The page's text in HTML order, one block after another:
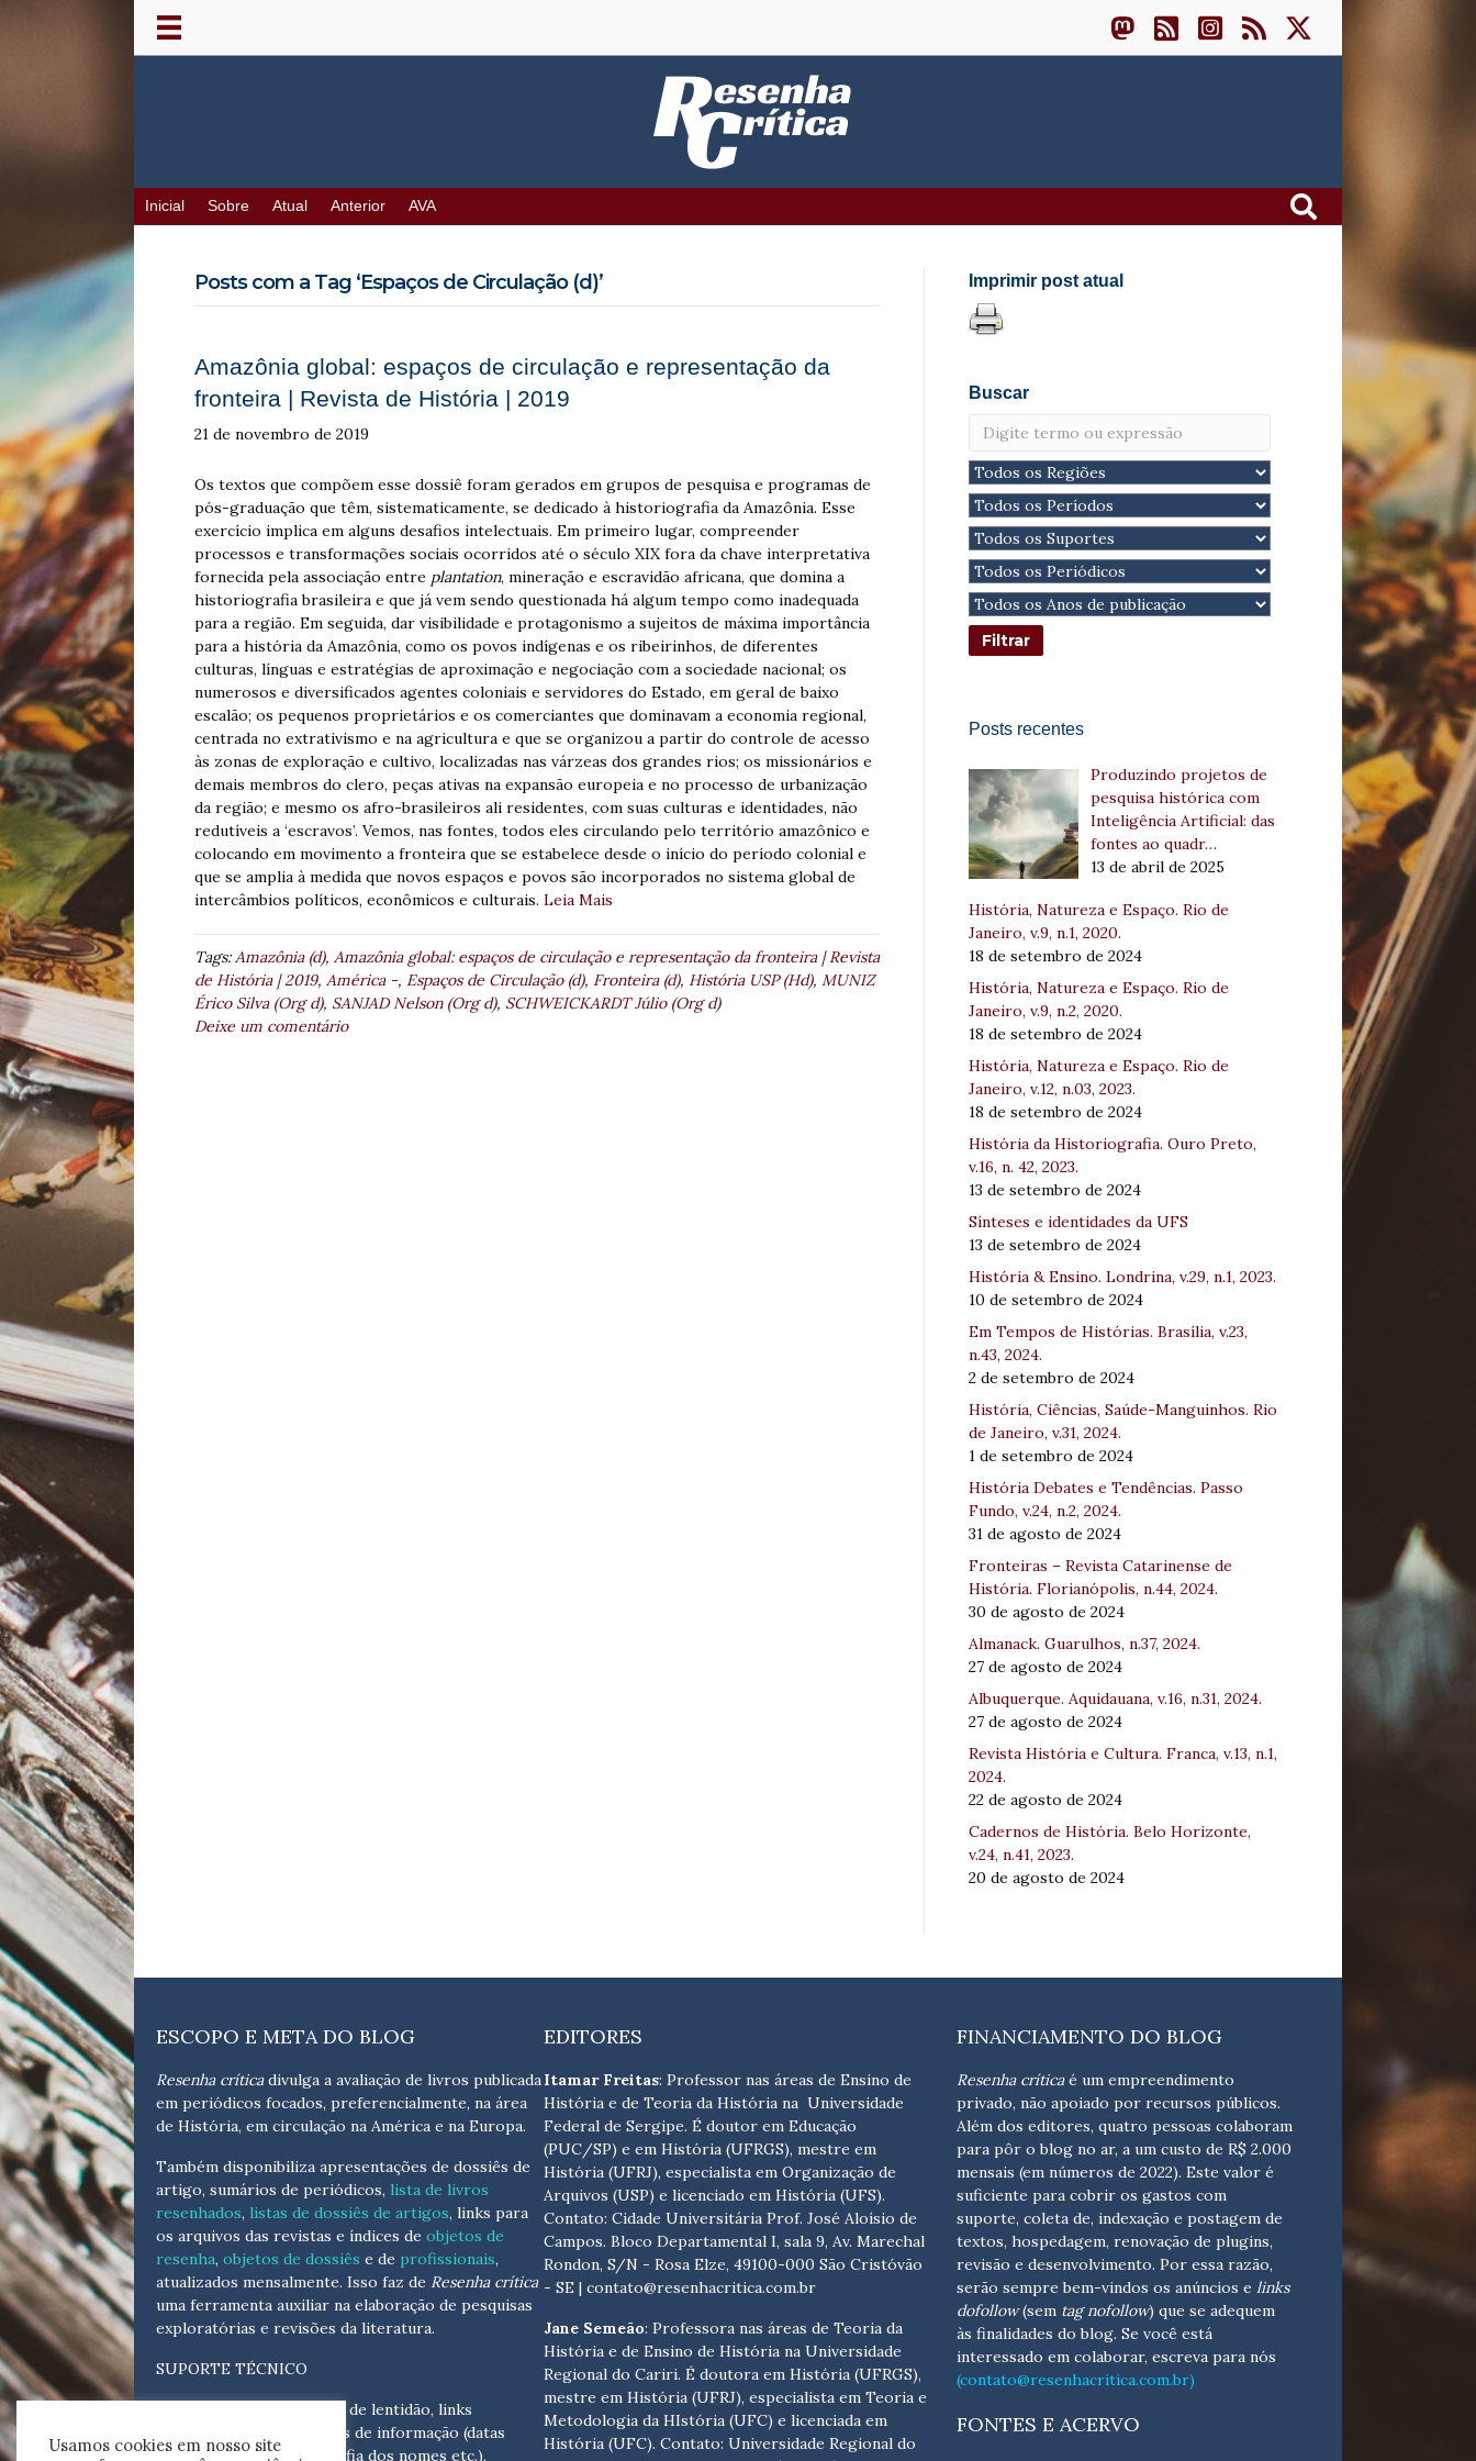
Inicial Sobre Atual Anterior AVA
Posts com a Tag ‘Espaços de Circulação (d)’
Amazônia global: espaços de circulação e representação da
fronteira | Revista de História | 2019
21 de novembro de 2019
Os textos que compõem esse dossiê foram gerados em grupos de pesquisa e programas de
pós-graduação que têm, sistematicamente, se dedicado à historiografia da Amazônia. Esse
exercício implica em alguns desafios intelectuais. Em primeiro lugar, compreender
processos e transformações sociais ocorridos até o século XIX fora da chave interpretativa
fornecida pela associação entre plantation, mineração e escravidão africana, que domina a
historiografia brasileira e que já vem sendo questionada há algum tempo como inadequada
para a região. Em seguida, dar visibilidade e protagonismo a sujeitos de máxima importância
para a história da Amazônia, como os povos indígenas e os ribeirinhos, de diferentes
culturas, línguas e estratégias de aproximação e negociação com a sociedade nacional; os
numerosos e diversificados agentes coloniais e servidores do Estado, em geral de baixo
escalão; os pequenos proprietários e os comerciantes que dominavam a economia regional,
centrada no extrativismo e na agricultura e que se organizou a partir do controle de acesso
às zonas de exploração e cultivo, localizadas nas várzeas dos grandes rios; os missionários e
demais membros do clero, peças ativas na expansão europeia e no processo de urbanização
da região; e mesmo os afro-brasileiros ali residentes, com suas culturas e identidades, não
redutíveis a ‘escravos’. Vemos, nas fontes, todos eles circulando pelo território amazônico e
colocando em movimento a fronteira que se estabelece desde o início do período colonial e
que se amplia à medida que novos espaços e povos são incorporados no sistema global de
intercâmbios políticos, econômicos e culturais. Leia Mais
Tags:Amazônia (d), Amazônia global: espaços de circulação e representação da fronteira | Revista
de História | 2019, América -, Espaços de Circulação (d), Fronteira (d), História USP (Hd), MUNIZ
Érico Silva (Org d), SANJAD Nelson (Org d), SCHWEICKARDT Júlio (Org d)
Deixe um comentário
Imprimir post atual
Buscar
Posts recentes
Produzindo projetos de
pesquisa histórica com
Inteligência Artificial: das
fontes ao quadr…
13 de abril de 2025
História, Natureza e Espaço. Rio de
Janeiro, v.9, n.1, 2020.
18 de setembro de 2024
História, Natureza e Espaço. Rio de
Janeiro, v.9, n.2, 2020.
18 de setembro de 2024
História, Natureza e Espaço. Rio de
Janeiro, v.12, n.03, 2023.
18 de setembro de 2024
História da Historiografia. Ouro Preto,
v.16, n. 42, 2023.
13 de setembro de 2024
Sínteses e identidades da UFS
13 de setembro de 2024
História & Ensino. Londrina, v.29, n.1, 2023.
10 de setembro de 2024
Em Tempos de Histórias. Brasília, v.23,
n.43, 2024.
2 de setembro de 2024
História, Ciências, Saúde-Manguinhos. Rio
de Janeiro, v.31, 2024.
1 de setembro de 2024
História Debates e Tendências. Passo
Fundo, v.24, n.2, 2024.
31 de agosto de 2024
Fronteiras – Revista Catarinense de
História. Florianópolis, n.44, 2024.
30 de agosto de 2024
Almanack. Guarulhos, n.37, 2024.
27 de agosto de 2024
Albuquerque. Aquidauana, v.16, n.31, 2024.
27 de agosto de 2024
Revista História e Cultura. Franca, v.13, n.1,
2024.
22 de agosto de 2024
Cadernos de História. Belo Horizonte,
v.24, n.41, 2023.
20 de agosto de 2024
ESCOPO E META DO BLOG
Resenha críticadivulga a avaliação de livros publicada
em periódicos focados, preferencialmente, na área
de História, em circulação na América e na Europa.
Também disponibiliza apresentações de dossiês de
artigo, sumários de periódicos, lista de livros
resenhados, listas de dossiês de artigos, links para
os arquivos das revistas e índices de objetos de
resenha, objetos de dossiês e de profissionais,
atualizados mensalmente. Isso faz de Resenha crítica
uma ferramenta auxiliar na elaboração de pesquisas
exploratórias e revisões da literatura.
SUPORTE TÉCNICO
Para eventuais problemas de lentidão, links
quebrados, senhas e erros de informação (datas
tópicas, cronológicas, grafia dos nomes etc.),
EDITORES
Itamar Freitas: Professor nas áreas de Ensino de
História e de Teoria da História na Universidade
Federal de Sergipe. É doutor em Educação
(PUC/SP) e em História (UFRGS), mestre em
História (UFRJ), especialista em Organização de
Arquivos (USP) e licenciado em História (UFS).
Contato:Cidade Universitária Prof. José Aloísio de
Campos. Bloco Departamental I, sala 9, Av. Marechal
Rondon, S/N - Rosa Elze, 49100-000 São Cristóvão
- SE| contato@resenhacritica.com.br
Jane Semeão: Professora nas áreas de Teoria da
História e de Ensino de História na Universidade
Regional do Cariri. É doutora em História (UFRGS),
mestre em História (UFRJ), especialista em Teoria e
Metodologia da HIstória (UFC) e licenciada em
História (UFC). Contato:Universidade Regional do
FINANCIAMENTO DO BLOG
Resenha críticaé um empreendimento
privado, não apoiado por recursos públicos.
Além dos editores, quatro pessoas colaboram
para pôr o blog no ar, a um custo de R$ 2.000
mensais (em números de 2022). Este valor é
suficiente para cobrir os gastos com
suporte, coleta de, indexação e postagem de
textos, hospedagem, renovação de plugins,
revisão e desenvolvimento. Por essa razão,
serão sempre bem-vindos os anúncios e links
dofollow(sem tag nofollow) que se adequem
às finalidades do blog. Se você está
interessado em colaborar, escreva para nós
(contato@resenhacritica.com.br)
FONTES E ACERVO
Usamos cookies em nosso site